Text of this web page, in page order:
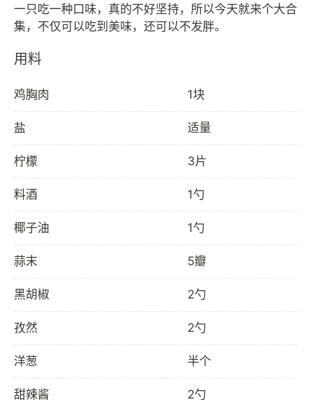
一只吃一种口味，真的不好坚持，所以今天就来个大合
用料
鸡胸肉 1块
盐 适量
柠檬 3片
料酒 1勺
椰子油 1勺
蒜末 5瓣
黑胡椒 2勺
孜然 2勺
洋葱 半个
甜辣酱 2勺